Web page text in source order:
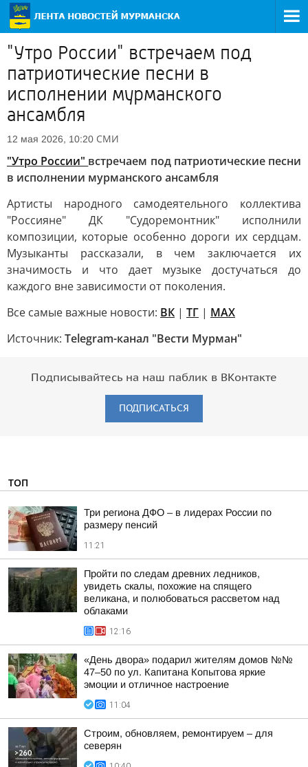
"Утро России" встречаем под
патриотические песни в
исполнении мурманского
ансамбля
12 мая 2026, 10:20 СМИ
"Утро России" встречаем под патриотические песни
в исполнении мурманского ансамбля
Артисты народного самодеятельного коллектива
"Россияне" ДК "Судоремонтник" исполнили
композиции, которые особенно дороги их сердцам.
Музыканты рассказали, в чем заключается их
значимость и что дает музыке достучаться до
каждого вне зависимости от поколения.
Все самые важные новости: ВК | ТГ | MAX
Источник: Telegram-канал "Вести Мурман"
Подписывайтесь на наш паблик в ВКонтакте
ПОДПИСАТЬСЯ
ТОП
Три региона ДФО – в лидерах России по
размеру пенсий
11:21
Пройти по следам древних ледников,
увидеть скалы, похожие на спящего
великана, и полюбоваться рассветом над
облаками
12:16
«День двора» подарил жителям домов №№
47–50 по ул. Капитана Копытова яркие
эмоции и отличное настроение
11:04
Строим, обновляем, ремонтируем – для
северян